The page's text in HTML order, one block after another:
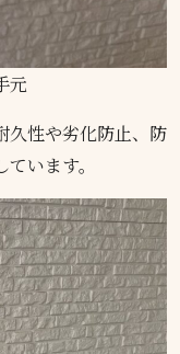
元
久性や劣化防止、防
います。